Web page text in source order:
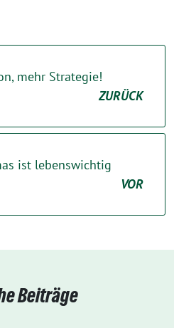
mehr Strategie!
ZURÜCK
ist lebenswichtig
VOR
Beiträge